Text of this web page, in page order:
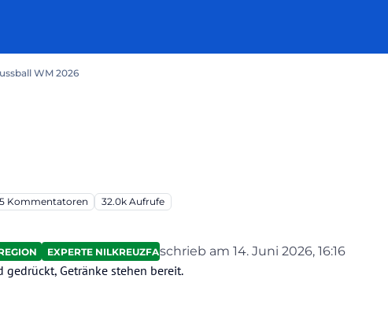
WM 2026
Kommentatoren 32.0k Aufrufe
EXPERTE NILKREUZFAHRTENschrieb am 14. Juni 2026, 16:16
zuletzt editiert von
Getränke stehen bereit.